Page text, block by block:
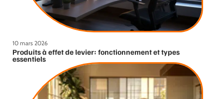
10 mars 2026
Produits à effet de levier: fonctionnement et types
essentiels